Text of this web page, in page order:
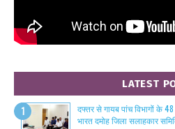
LATEST
दफ्तर से गायब पांच विभागों के
भारत दमोह जिला सलाहकार